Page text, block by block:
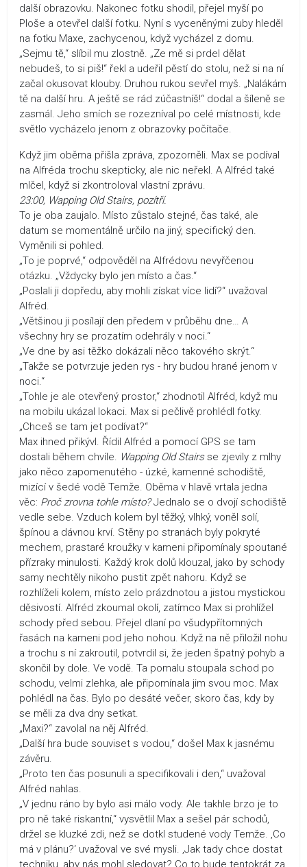
další obrazovku. Nakonec fotku shodil, přejel myší po
Ploše a otevřel další fotku. Nyní s vyceněnými zuby hleděl
na fotku Maxe, zachycenou, když vycházel z domu.
„Sejmu tě,“ slíbil mu zlostně. „Ze mě si prdel dělat
nebudeš, to si piš!“ řekl a udeřil pěstí do stolu, než si na ní
začal okusovat klouby. Druhou rukou sevřel myš. „Nalákám
tě na další hru. A ještě se rád zúčastníš!“ dodal a šíleně se
zasmál. Jeho smích se rozezníval po celé místnosti, kde
světlo vycházelo jenom z obrazovky počítače.
Když jim oběma přišla zpráva, zpozorněli. Max se podíval
na Alfréda trochu skepticky, ale nic neřekl. A Alfréd také
mlčel, když si zkontroloval vlastní zprávu.
23:00, Wapping Old Stairs, pozítří.
To je oba zaujalo. Místo zůstalo stejné, čas také, ale
datum se momentálně určilo na jiný, specifický den.
Vyměnili si pohled.
„To je poprvé,“ odpověděl na Alfrédovu nevyřčenou
otázku. „Vždycky bylo jen místo a čas.“
„Poslali ji dopředu, aby mohli získat více lidí?“ uvažoval
Alfréd.
„Většinou ji posílají den předem v průběhu dne… A
všechny hry se prozatím odehrály v noci.“
„Ve dne by asi těžko dokázali něco takového skrýt.“
„Takže se potvrzuje jeden rys - hry budou hrané jenom v
noci.“
„Tohle je ale otevřený prostor,“ zhodnotil Alfréd, když mu
na mobilu ukázal lokaci. Max si pečlivě prohlédl fotky.
„Chceš se tam jet podívat?“
Max ihned přikývl. Řídil Alfréd a pomocí GPS se tam
dostali během chvíle. Wapping Old Stairsse zjevily z mlhy
jako něco zapomenutého - úzké, kamenné schodiště,
mizící v šedé vodě Temže. Oběma v hlavě vrtala jedna
věc: Proč zrovna tohle místo?Jednalo se o dvojí schodiště
vedle sebe. Vzduch kolem byl těžký, vlhký, voněl solí,
špínou a dávnou krví. Stěny po stranách byly pokryté
mechem, prastaré kroužky v kameni připomínaly spoutané
přízraky minulosti. Každý krok dolů klouzal, jako by schody
samy nechtěly nikoho pustit zpět nahoru. Když se
rozhlíželi kolem, místo zelo prázdnotou a jistou mystickou
děsivostí. Alfréd zkoumal okolí, zatímco Max si prohlížel
schody před sebou. Přejel dlaní po všudypřítomných
řasách na kameni pod jeho nohou. Když na ně přiložil nohu
a trochu s ní zakroutil, potvrdil si, že jeden špatný pohyb a
skončil by dole. Ve vodě. Ta pomalu stoupala schod po
schodu, velmi zlehka, ale připomínala jim svou moc. Max
pohlédl na čas. Bylo po desáté večer, skoro čas, kdy by
se měli za dva dny setkat.
„Maxi?“ zavolal na něj Alfréd.
„Další hra bude souviset s vodou,“ došel Max k jasnému
závěru.
„Proto ten čas posunuli a specifikovali i den,“ uvažoval
Alfréd nahlas.
„V jednu ráno by bylo asi málo vody. Ale takhle brzo je to
pro ně také riskantní,“ vysvětlil Max a sešel pár schodů,
držel se kluzké zdi, než se dotkl studené vody Temže. ‚Co
má v plánu?‘ uvažoval ve své mysli. ‚Jak tady chce dostat
techniku, aby nás mohl sledovat? Co to bude tentokrát za